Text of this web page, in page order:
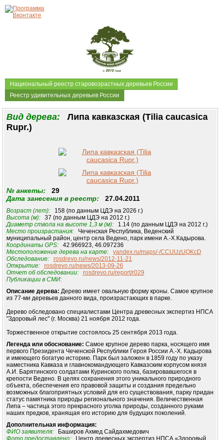
Национальный реестр старовозрастных деревьев России
Реестр удивительных деревьев России
Вид дерева: Липа кавказская (Tilia caucasica
Rupr.)
№ анкеты: 29
Дата занесения в реестр: 27.04.2011
Возраст (лет):158 (по данным ЦДЭ на 2026 г.)
Высота (м):37 (по данным ЦДЭ на 2012 г.)
Диаметр ствола на высоте 1,3 м (м):1.14 (по данным ЦДЭ на 2012 г.)
Место произрастания:Чеченская Республика, Веденский
муниципальный район, центр села Ведено, парк имени А.-Х.Кадырова.
Координаты GPS:42.966923, 46.097236
Местоположение дерева на карте:
yandex.ru/maps/-/CCUUzUQKcD
Обследование:
rosdrevo.ru/news/2012-11-21
Открытие:
rosdrevo.ru/news/2013-09-26
Отчет об обследовании:
rosdrevo.ru/report/r029
Публикации в СМИ:
Описание дерева: Дерево имеет овальную форму кроны. Самое крупное
из 77-ми деревьев данного вида, произрастающих в парке.
Дерево обследовано специалистами Центра древесных экспертиз НПСА
"Здоровый лес" (г. Москва) 21 ноября 2012 года.
Торжественное открытие состоялось 25 сентября 2013 года.
Легенда или обоснование: Самое крупное дерево парка, носящего имя
первого Президента Чеченской Республики Героя России А.-Х. Кадырова
и имеющего богатую историю. Парк был заложен в 1859 году по указу
наместника Кавказа и главнокомандующего Кавказским корпусом князя
А.И. Барятинского солдатами Куринского полка, базировавшегося в
крепости Ведено. В целях сохранения этого уникального природного
объекта, обеспечения его правовой защиты и создания предельно
возможных благоприятных условий для его существования, парку придан
статус памятника природы регионального значения. Величественная
Липа – частица этого прекрасного уголка природы, созданного руками
наших предков, хранящая его историю для будущих поколений.
Дополнительная информация:
ФИО заявителя:Баширов Ахмед Сайдахмедович